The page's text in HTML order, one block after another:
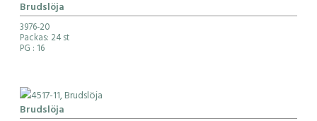
Brudslöja
3976-20
Packas: 24 st
PG : 16
Brudslöja